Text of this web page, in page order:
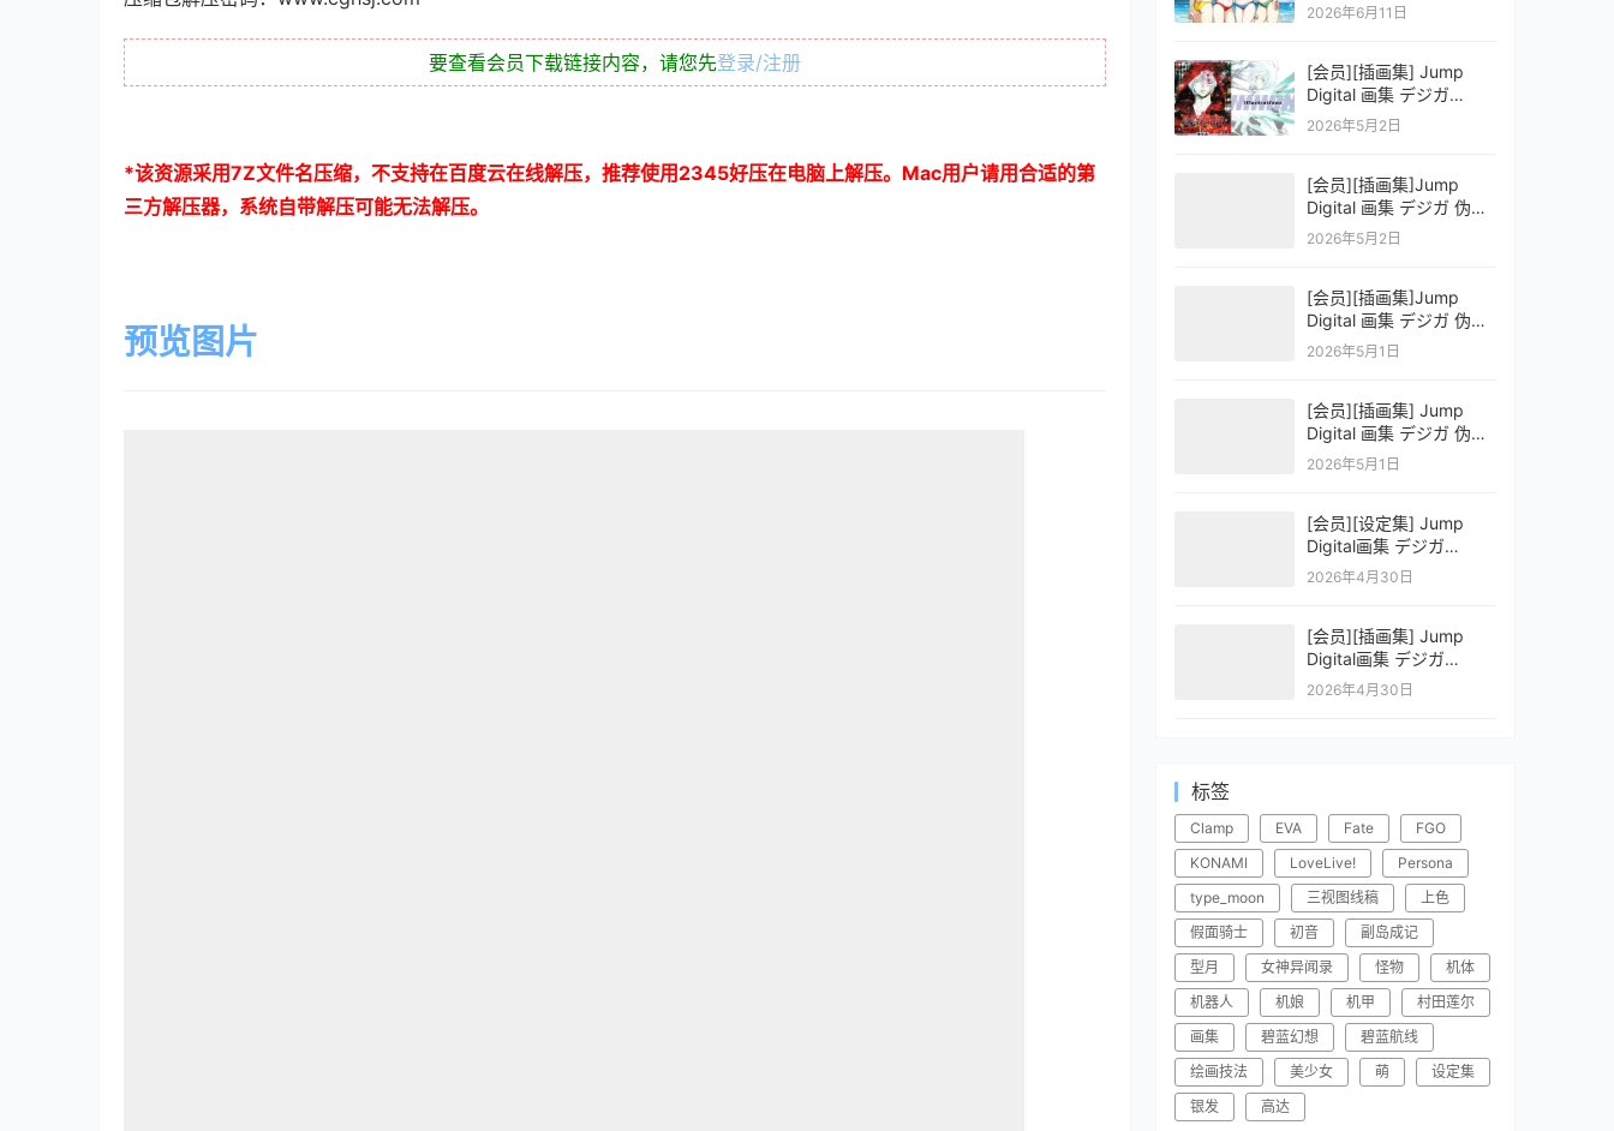
要查看会员下载链接内容，请您先登录/注册
*该资源采用7Z文件名压缩，不支持在百度云在线解压，推荐使用 2345好压在电脑上解压。 Mac用户请用合适的第
三方解压器，系统自带解压可能无法解压。
预览图片
OFFICIAL VISUAL
2026年6月11日
[会员][插画集] Jump
Digital 画集 デジガ
D.Gray-man
2026年5月2日
[会员][插画集]Jump
Digital 画集 デジガ 伪恋
ニセコイ 3
2026年5月2日
[会员][插画集]Jump
Digital 画集 デジガ 伪恋
ニセコイ 2
2026年5月1日
[会员][插画集] Jump
Digital 画集 デジガ 伪恋
ニセコイ 1
2026年5月1日
[会员][设定集] Jump
Digital画集 デジガ
CLAYMORE 2
2026年4月30日
[会员][插画集] Jump
Digital画集 デジガ
CLAYMORE 1
2026年4月30日
标签
Clamp EVA Fate
FGO
KONAMI
LoveLive!
Persona
type_moon
三视图线稿
上色
假面骑士
初音
副岛成记
型月
女神异闻录 怪物
机体
机器人
机娘 机甲
村田莲尔
画集
碧蓝幻想
碧蓝航线
绘画技法
美少女 萌
设定集
银发
高达